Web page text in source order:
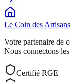
Le Coin des Artisans
Votre partenaire de
Nous connectons
Certifié RGE